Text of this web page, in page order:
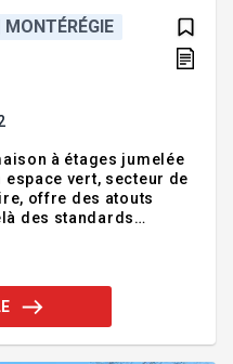
à étages jumelée
espace vert, secteur de
offre des atouts
des standards
dotée d'un îlot de
salle familiale avec
(possibilité d'y